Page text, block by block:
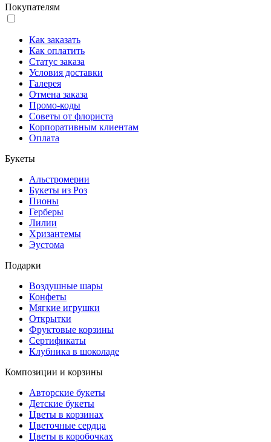
Покупателям
Как заказать
Как оплатить
Статус заказа
Условия доставки
Галерея
Отмена заказа
Промо-коды
Советы от флориста
Корпоративным клиентам
Оплата
Букеты
Альстромерии
Букеты из Роз
Пионы
Герберы
Лилии
Хризантемы
Эустома
Подарки
Воздушные шары
Конфеты
Мягкие игрушки
Открытки
Фруктовые корзины
Сертификаты
Клубника в шоколаде
Композиции и корзины
Авторские букеты
Детские букеты
Цветы в корзинах
Цветочные сердца
Цветы в коробочках